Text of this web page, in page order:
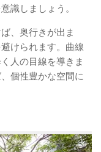
識しましょう。
、奥行きが出ま
けられます。曲線
人の目線を導きま
個性豊かな空間に